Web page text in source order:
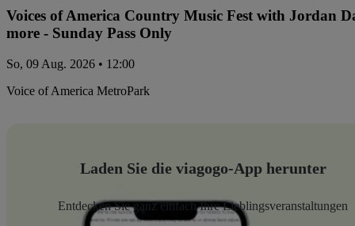
Voices of America Country Music Fest with Jordan
more - Sunday Pass Only
So, 09 Aug. 2026 • 12:00
Voice of America MetroPark
Laden Sie die viagogo-App herunter
Entdecken Sie ganz einfach Ihre Lieblingsveranstaltungen